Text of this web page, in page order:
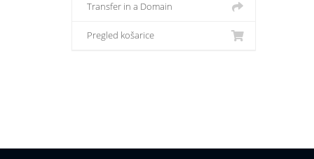
Transfer in a Domain
Pregled košarice